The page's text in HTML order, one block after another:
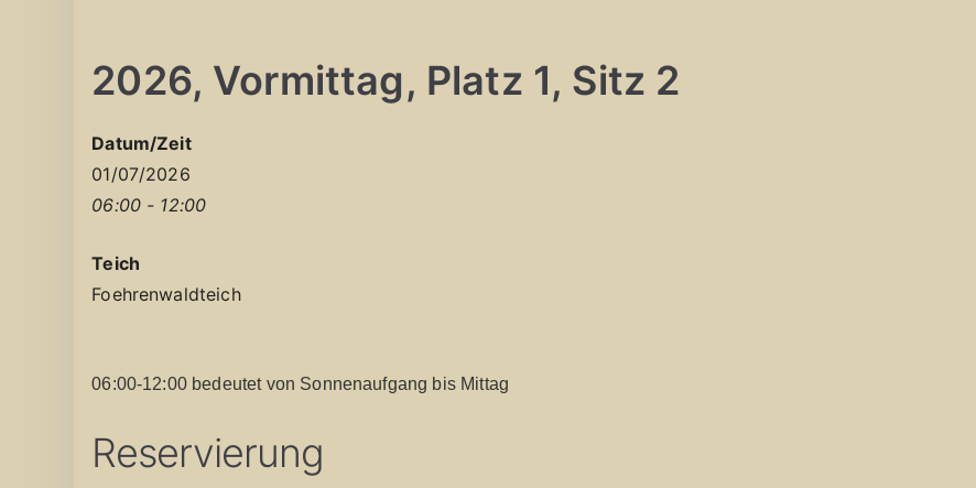
2026, Vormittag, Platz 1, Sitz 2
Datum/Zeit
01/07/2026
06:00 - 12:00
Teich
Foehrenwaldteich
06:00-12:00 bedeutet von Sonnenaufgang bis Mittag
Reservierung